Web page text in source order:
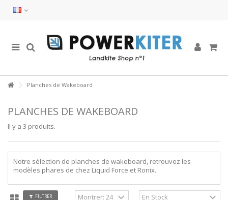
Planches de Wakeboard
PLANCHES DE WAKEBOARD
Il y a 3 produits.
Notre sélection de planches de wakeboard, retrouvez les
modèles phares de chez Liquid Force et Ronix.
FILTRER